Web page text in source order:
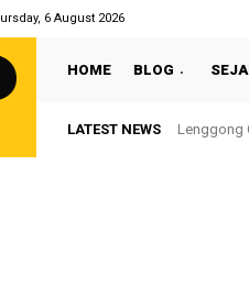
6 August 2026
HOME BLOG
LATEST NEWS Lenggong